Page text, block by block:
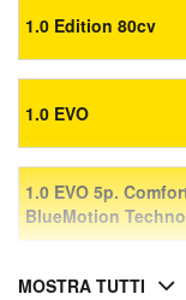
1.0 Edition 80cv
1.0 EVO
1.0 EVO 5p.
BlueMotion
MOSTRA TUTTI